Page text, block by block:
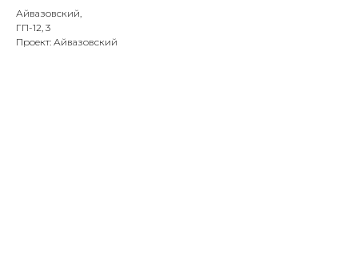
Айвазовский,
ГП-12, 3
Проект: Айвазовский